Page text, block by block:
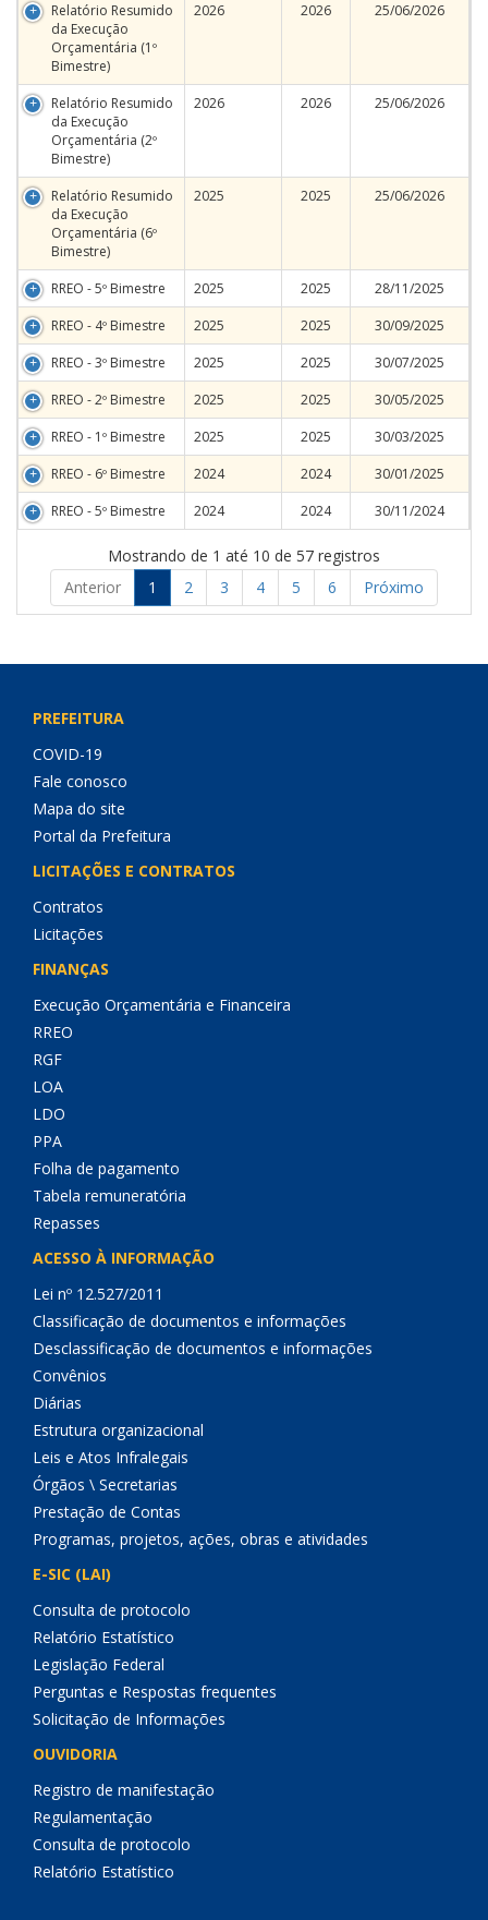
Relatório Resumido
da Execução
Orçamentária (1º
Bimestre)
2026 2026 25/06/2026
Relatório Resumido
da Execução
Orçamentária (2º
Bimestre)
2026 2026 25/06/2026
Relatório Resumido
da Execução
Orçamentária (6º
Bimestre)
2025 2025 25/06/2026
RREO - 5º Bimestre 2025 2025
28/11/2025
RREO - 4º Bimestre
2025 2025
30/09/2025
RREO - 3º Bimestre
2025 2025
30/07/2025
RREO - 2º Bimestre
2025 2025
30/05/2025
RREO - 1º Bimestre
2025 2025
30/03/2025
RREO - 6º Bimestre
2024 2024
30/01/2025
RREO - 5º Bimestre
2024 2024 30/11/2024
Mostrando de 1 até 10 de 57 registros
Anterior
1 2 3 4 5 6 Próximo
PREFEITURA
COVID-19
Fale conosco
Mapa do site
Portal da Prefeitura
LICITAÇÕES E CONTRATOS
Contratos
Licitações
FINANÇAS
Execução Orçamentária e Financeira
RREO
RGF
LOA
LDO
PPA
Folha de pagamento
Tabela remuneratória
Repasses
ACESSO À INFORMAÇÃO
Lei nº 12.527/2011
Classificação de documentos e informações
Desclassificação de documentos e informações
Convênios
Diárias
Estrutura organizacional
Leis e Atos Infralegais
Órgãos \ Secretarias
Prestação de Contas
Programas, projetos, ações, obras e atividades
E-SIC (LAI)
Consulta de protocolo
Relatório Estatístico
Legislação Federal
Perguntas e Respostas frequentes
Solicitação de Informações
OUVIDORIA
Registro de manifestação
Regulamentação
Consulta de protocolo
Relatório Estatístico